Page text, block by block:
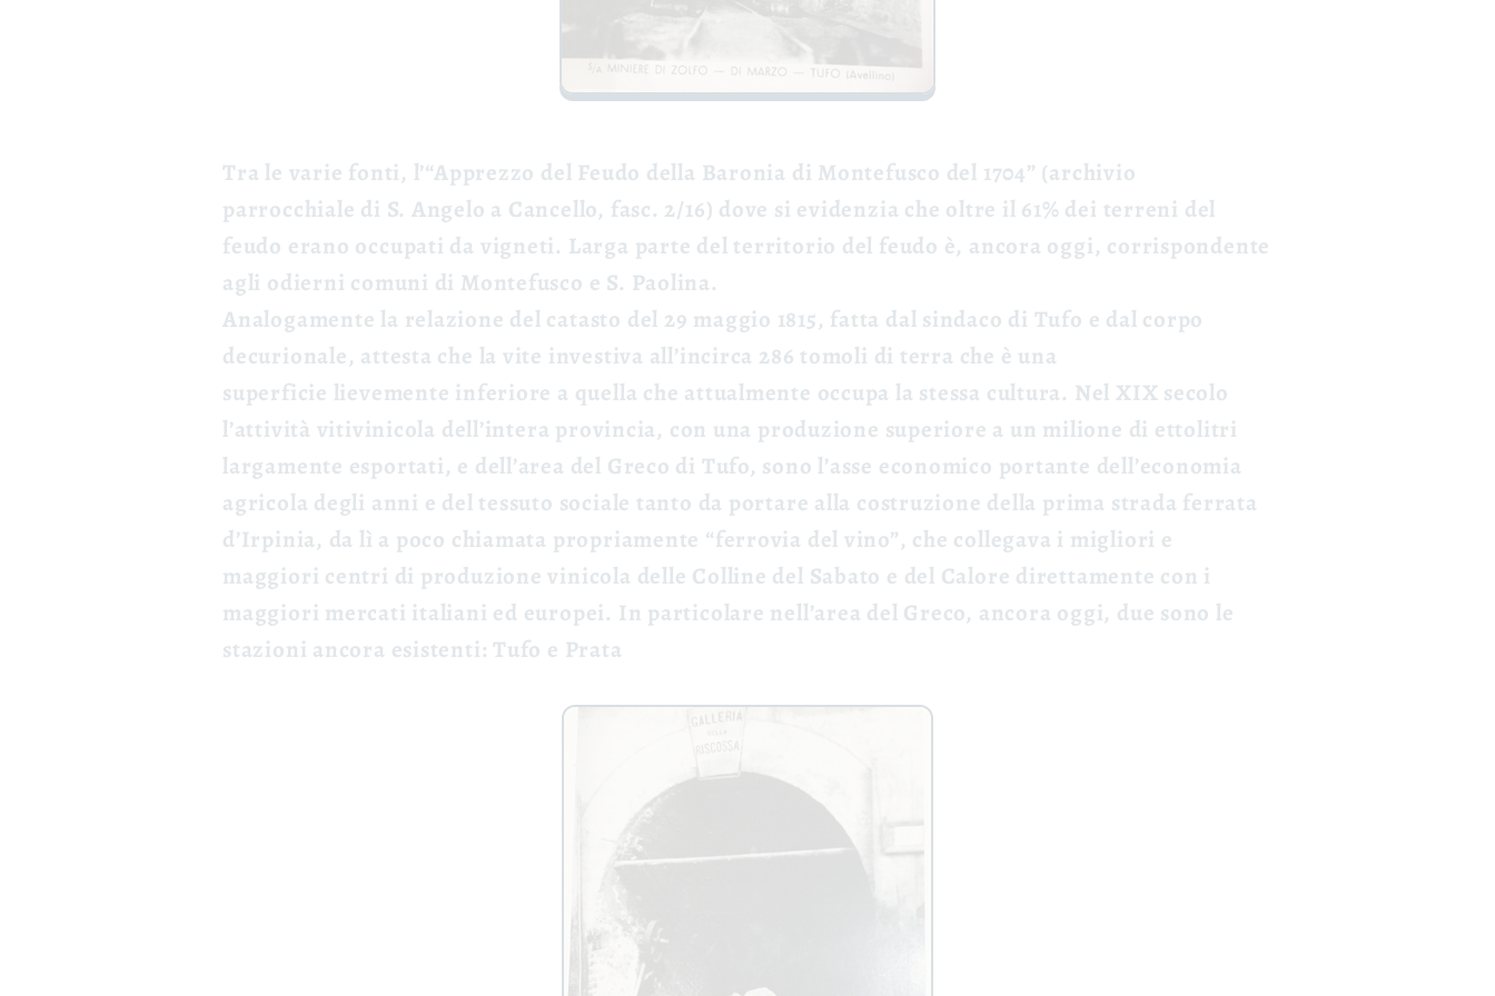
Tra le varie fonti, l’“Apprezzo del Feudo della Baronia di Montefusco del 1704” (archivio
parrocchiale di S. Angelo a Cancello, fasc. 2/16) dove si evidenzia che oltre il 61% dei terreni del
feudo erano occupati da vigneti. Larga parte del territorio del feudo è, ancora oggi, corrispondente
agli odierni comuni di Montefusco e S. Paolina.
Analogamente la relazione del catasto del 29 maggio 1815, fatta dal sindaco di Tufo e dal corpo
decurionale, attesta che la vite investiva all’incirca 286 tomoli di terra che è una
superficie lievemente inferiore a quella che attualmente occupa la stessa cultura. Nel XIX secolo
l’attività vitivinicola dell’intera provincia, con una produzione superiore a un milione di ettolitri
largamente esportati, e dell’area del Greco di Tufo, sono l’asse economico portante dell’economia
agricola degli anni e del tessuto sociale tanto da portare alla costruzione della prima strada ferrata
d’Irpinia, da lì a poco chiamata propriamente “ferrovia del vino”, che collegava i migliori e
maggiori centri di produzione vinicola delle Colline del Sabato e del Calore direttamente con i
maggiori mercati italiani ed europei. In particolare nell’area del Greco, ancora oggi, due sono le
stazioni ancora esistenti: Tufo e Prata